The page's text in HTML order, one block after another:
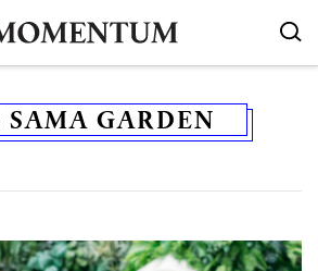
SAMA GARDEN